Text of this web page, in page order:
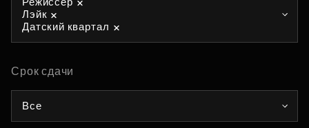
Лэйк
Датский квартал
Срок сдачи
Все